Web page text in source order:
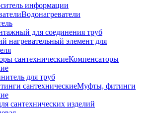
информации
Водонагреватели
для соединения труб
нагревательный элемент для
Компенсаторы
для труб
Муфты, фитинги
сантехнических изделий